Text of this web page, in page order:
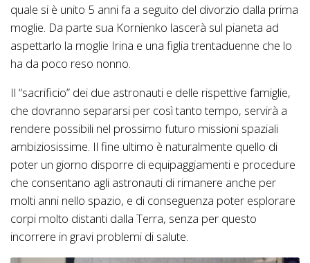
quale si è unito 5 anni fa a seguito del divorzio dalla prima
moglie. Da parte sua Kornienko lascerà sul pianeta ad
aspettarlo la moglie Irina e una figlia trentaduenne che lo
ha da poco reso nonno.
Il “sacrificio” dei due astronauti e delle rispettive famiglie,
che dovranno separarsi per così tanto tempo, servirà a
rendere possibili nel prossimo futuro missioni spaziali
ambiziosissime. Il fine ultimo è naturalmente quello di
poter un giorno disporre di equipaggiamenti e procedure
che consentano agli astronauti di rimanere anche per
molti anni nello spazio, e di conseguenza poter esplorare
corpi molto distanti dalla Terra, senza per questo
incorrere in gravi problemi di salute.